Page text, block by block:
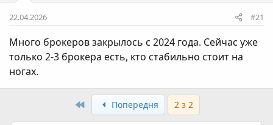
м
в
е
н
22.04.2026 #21
Много брокеров закрылось с 2024 года. Сейчас уже
только 2-3 брокера есть, кто стабильно стоит на
ногах.
ПершийПопередня 2 з 2